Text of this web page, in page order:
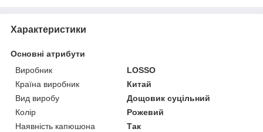
Характеристики
Основні атрибути
Виробник
LOSSO
Країна виробник
Китай
Вид виробу
Дощовик суцільний
Колір
Рожевий
Наявність капюшона
Так